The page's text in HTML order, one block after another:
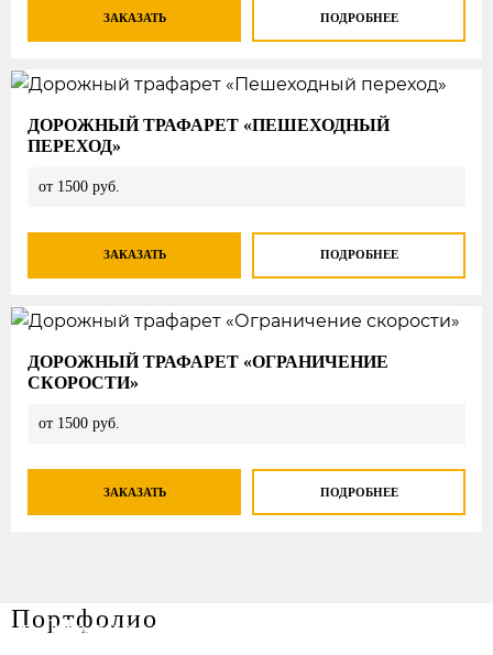
ЗАКАЗАТЬ ПОДРОБНЕЕ
ДОРОЖНЫЙ ТРАФАРЕТ «ПЕШЕХОДНЫЙ
ПЕРЕХОД»
от 1500 руб.
ЗАКАЗАТЬ ПОДРОБНЕЕ
ДОРОЖНЫЙ ТРАФАРЕТ «ОГРАНИЧЕНИЕ
СКОРОСТИ»
от 1500 руб.
ЗАКАЗАТЬ ПОДРОБНЕЕ
Портфолио
г. Москва: монтаж знаков,